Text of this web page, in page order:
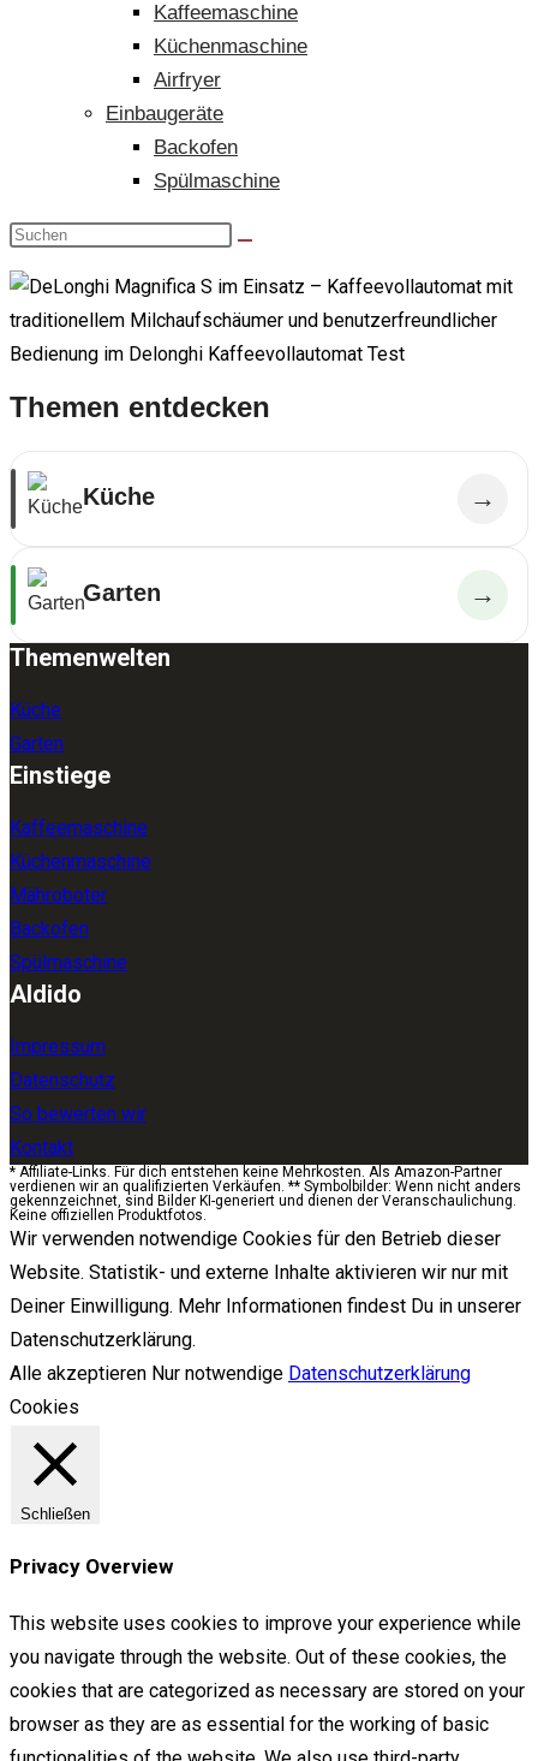
Kaffeemaschine
Küchenmaschine
Airfryer
Einbaugeräte
Backofen
Spülmaschine
Themen entdecken
Küche →
Garten →
Themenwelten
Küche
Garten
Einstiege
Kaffeemaschine
Küchenmaschine
Mähroboter
Backofen
Spülmaschine
Aldido
Impressum
Datenschutz
So bewerten wir
Kontakt
* Affiliate-Links. Für dich entstehen keine Mehrkosten. Als Amazon-Partner
verdienen wir an qualifizierten Verkäufen. ** Symbolbilder: Wenn nicht anders
gekennzeichnet, sind Bilder KI-generiert und dienen der Veranschaulichung.
Keine offiziellen Produktfotos.
Wir verwenden notwendige Cookies für den Betrieb dieser
Website. Statistik- und externe Inhalte aktivieren wir nur mit
Deiner Einwilligung. Mehr Informationen findest Du in unserer
Datenschutzerklärung.
Alle akzeptieren Nur notwendige Datenschutzerklärung
Cookies
Schließen
Privacy Overview
This website uses cookies to improve your experience while
you navigate through the website. Out of these cookies, the
cookies that are categorized as necessary are stored on your
browser as they are as essential for the working of basic